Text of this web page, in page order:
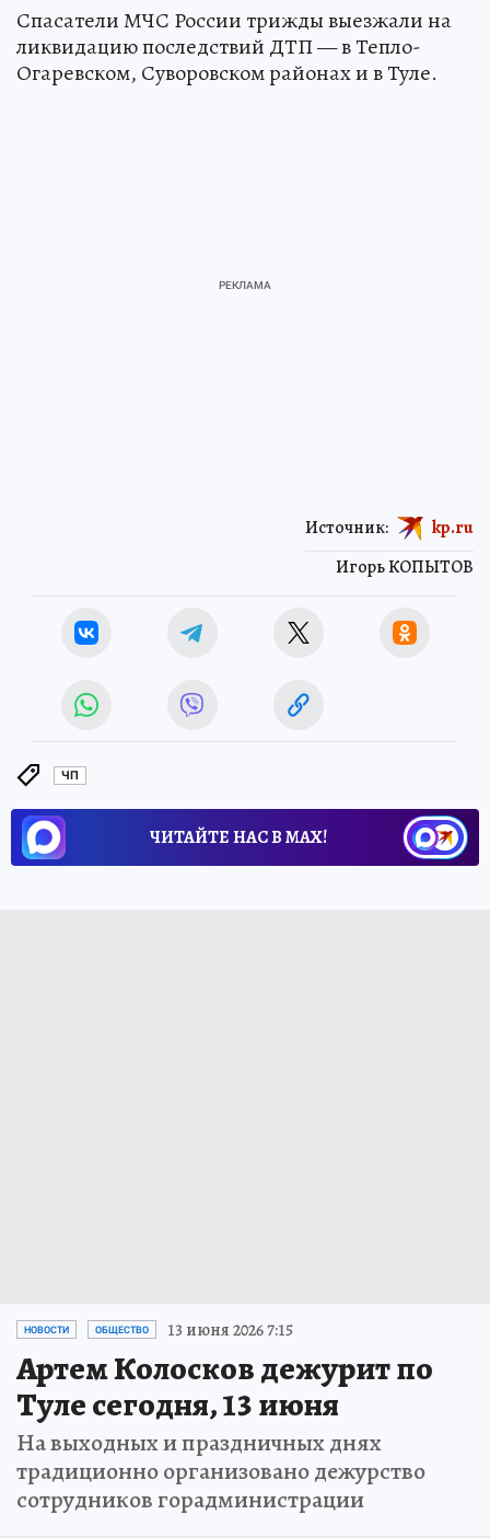
Спасатели МЧС России трижды выезжали на
ликвидацию последствий ДТП — в Тепло-
Огаревском, Суворовском районах и в Туле.
Игорь КОПЫТОВ
Источник: kp.ru
ЧП
ЧИТАЙТЕ НАС В МАХ!
НОВОСТИ ОБЩЕСТВО 13 июня 2026 7:15
Артем Колосков дежурит по
Туле сегодня, 13 июня
На выходных и праздничных днях
традиционно организовано дежурство
сотрудников горадминистрации